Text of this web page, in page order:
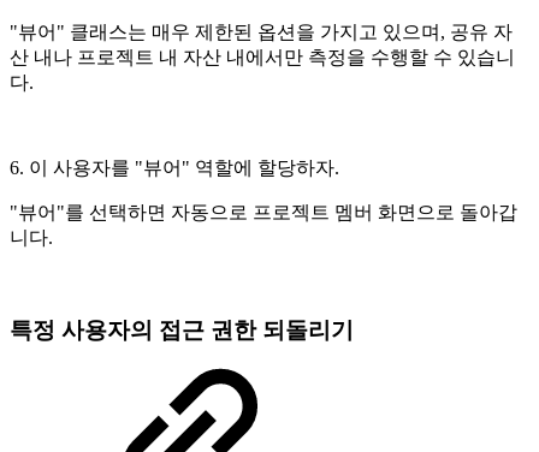
"뷰어" 클래스는 매우 제한된 옵션을 가지고 있으며, 공유 자
산 내나 프로젝트 내 자산 내에서만 측정을 수행할 수 있습니
다.
6. 이 사용자를 "뷰어" 역할에 할당하자.
"뷰어"를 선택하면 자동으로 프로젝트 멤버 화면으로 돌아갑
니다.
특정 사용자의 접근 권한 되돌리기